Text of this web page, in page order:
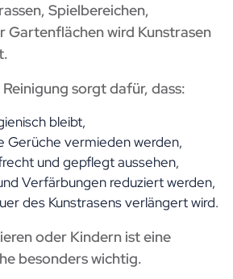
Spielbereichen,
Gartenflächen wird Kunstrasen
sorgt dafür, dass:
bleibt,
Gerüche vermieden werden,
und gepflegt aussehen,
Verfärbungen reduziert werden,
des Kunstrasens verlängert wird.
oder Kindern ist eine
besonders wichtig.